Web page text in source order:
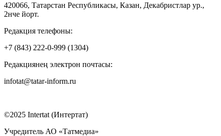
420066, Татарстан Республикасы, Казан, Декабристлар ур.,
2нче йорт.
Редакция телефоны:
+7 (843) 222-0-999 (1304)
Редакциянең электрон почтасы:
infotat@tatar-inform.ru
©2025 Intertat (Интертат)
Учредитель АО «Татмедиа»